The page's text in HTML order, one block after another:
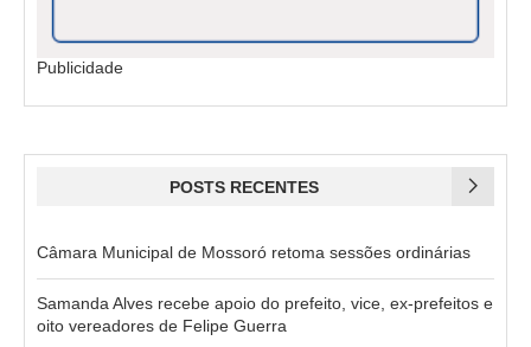
Publicidade
POSTS RECENTES
Câmara Municipal de Mossoró retoma sessões ordinárias
Samanda Alves recebe apoio do prefeito, vice, ex-prefeitos e
oito vereadores de Felipe Guerra